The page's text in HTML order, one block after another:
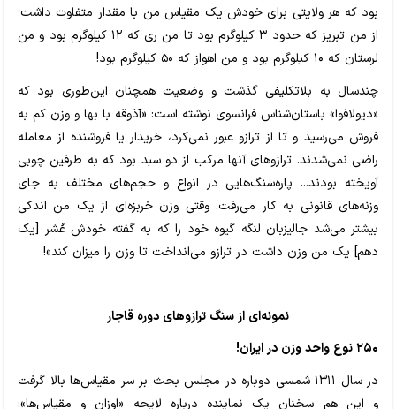
بود که هر ولایتی برای خودش یک مقیاس من با مقدار متفاوت داشت؛
از من تبریز که حدود ۳ کیلوگرم بود تا من ری که ۱۲ کیلوگرم بود و من
لرستان که ۱۰ کیلوگرم بود و من اهواز که ۵۰ کیلوگرم بود!
چندسال به بلاتکلیفی گذشت و وضعیت همچنان این‌طوری بود که
«دیولافوا» باستان‌شناس فرانسوی نوشته است: «آذوقه با بها و وزن کم به
فروش می‌رسید و تا از ترازو عبور نمی‌کرد، خریدار یا فروشنده از معامله
راضی نمی‌شدند. ترازوهای آنها مرکب از دو سبد بود که به طرفین چوبی
آویخته بودند... پاره‌سنگ‌هایی در انواع و حجم‌های مختلف به جای
وزنه‌های قانونی به کار می‌رفت. وقتی وزن خربزه‌ای از یک من اندکی
بیشتر می‌شد جالیزبان لنگه گیوه خود را که به گفته خودش عُشر [یک
دهم] یک من وزن داشت در ترازو می‌انداخت تا وزن را میزان کند»!
نمونه‌ای از سنگ ترازوهای دوره قاجار
۲۵۰ نوع واحد وزن در ایران!
در سال ۱۳۱۱ شمسی دوباره در مجلس بحث بر سر مقیاس‌ها بالا گرفت
و این هم سخنان یک نماینده درباره لایحه «اوزان و مقیاس‌ها»: